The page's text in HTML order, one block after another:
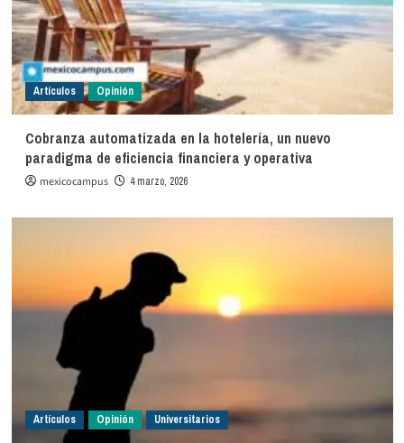
Artículos Opinión
Cobranza automatizada en la hotelería, un nuevo
paradigma de eficiencia financiera y operativa
mexicocampus 4 marzo, 2026
Artículos Opinión Universitarios